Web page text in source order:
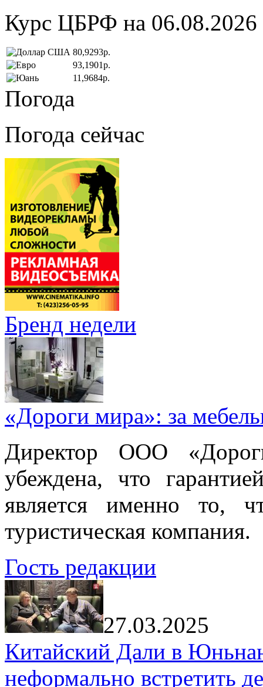
Курс ЦБРФ на 06.08.2026
80,9293р.
93,1901р.
11,9684р.
Погода
Погода сейчас
Бренд недели
«Дороги мира»: за
Директор ООО
убеждена, что
является именно то,
туристическая компания.
Гость редакции
27.03.2025
Китайский Дали в
неформально встретить